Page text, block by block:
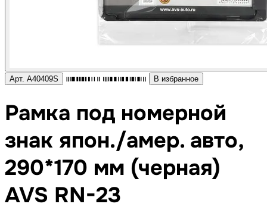
Арт. A40409S В избранное
Рамка под номерной
знак япон./амер. авто,
290*170 мм (черная)
AVS RN-23